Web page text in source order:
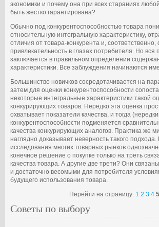
экономики и почему она при всех стараниях
быть жестко гарантирована?
Обычно под конкурентоспособностью товара
относительную интегральную характеристику,
отличия от товара-конкурента и,
привлекательность в глазах потребителя. Но вся
заключается в правильном определении
характеристики. Все заблуждения начинаются
Большинство новичков сосредотачивается на
затем для оценки конкурентоспособности
некоторые интегральные характеристики такой
конкурирующих товаров. Нередко эта оценка
охватывает показатели качества, и тогда
конкурентоспособности подменяется
качества конкурирующих аналогов. Практика же
наглядно доказывает неверность такого подхода.
исследования многих товарных рынков
конечное решение о покупке только на треть
качества товара. А другие две трети? Они
и достаточно весомыми для потребителя
будущего использования товара.
Перейти на страницу: 1 2 3 4 5
Советы по выбору